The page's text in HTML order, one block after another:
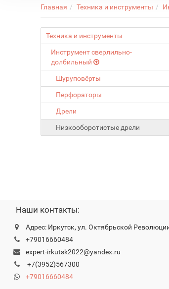
Главная Техника и инструменты
Техника и инструменты
Инструмент сверлильно-
долбильный
Шуруповёрты
Перфораторы
Дрели
Низкооборотистые дрели
Наши контакты:
Адрес: Иркутск, ул. Октябрьской
+79016660484
expert-irkutsk2022@yandex.ru
+7(3952)567300
+79016660484